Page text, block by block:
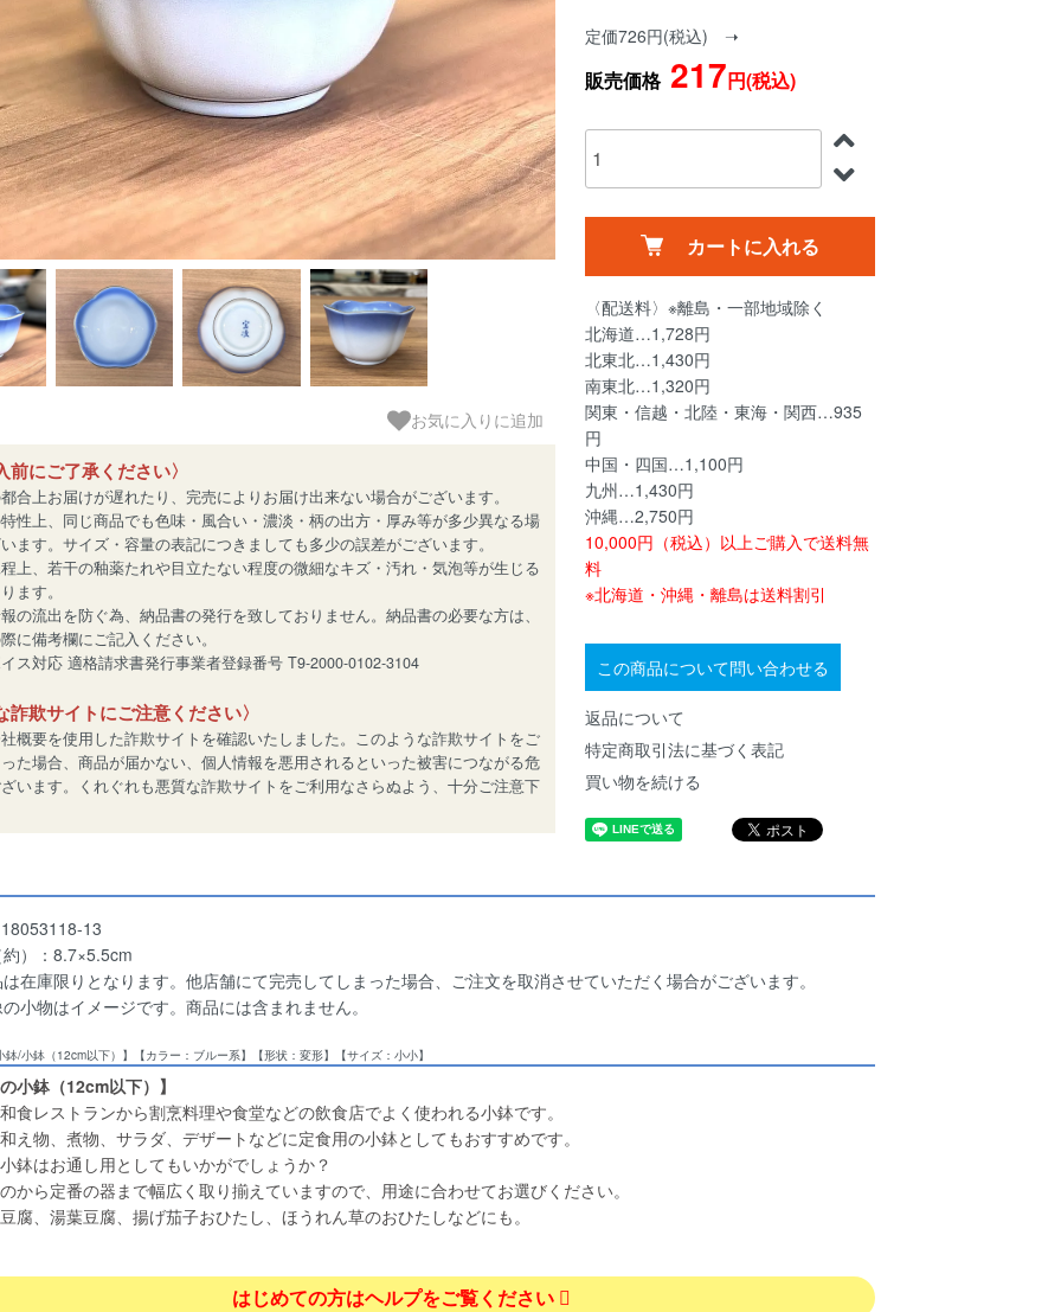
お気に入りに追加
前にご了承ください〉
合上お届けが遅れたり、完売によりお届け出来ない場合がございます。
性上、同じ商品でも色味・風合い・濃淡・柄の出方・厚み等が多少異なる場
ます。サイズ・容量の表記につきましても多少の誤差がございます。
上、若干の釉薬たれや目立たない程度の微細なキズ・汚れ・気泡等が生じる
ます。
の流出を防ぐ為、納品書の発行を致しておりません。納品書の必要な方は、
に備考欄にご記入ください。
ス対応 適格請求書発行事業者登録番号 T9-2000-0102-3104
詐欺サイトにご注意ください〉
概要を使用した詐欺サイトを確認いたしました。このような詐欺サイトをご
た場合、商品が届かない、個人情報を悪用されるといった被害につながる危
います。くれぐれも悪質な詐欺サイトをご利用なさらぬよう、十分ご注意下
定価726円(税込) ➝
販売価格217円(税込)
カートに入れる
〈配送料〉※離島・一部地域除く
北海道…1,728円
北東北…1,430円
南東北…1,320円
関東・信越・北陸・東海・関西…935
円
中国・四国…1,100円
九州…1,430円
沖縄…2,750円
10,000円（税込）以上ご購入で送料無
料
※北海道・沖縄・離島は送料割引
この商品について問い合わせる
返品について
特定商取引法に基づく表記
買い物を続ける
13
）：8.7×5.5cm
在庫限りとなります。他店舗にて完売してしまった場合、ご注文を取消させていただく場合がございます。
小物はイメージです。商品には含まれません。
鉢/小鉢（12cm以下）】【カラー：ブルー系】【形状：変形】【サイズ：小小】
小鉢（12cm以下）】
食レストランから割烹料理や食堂などの飲食店でよく使われる小鉢です。
え物、煮物、サラダ、デザートなどに定食用の小鉢としてもおすすめです。
鉢はお通し用としてもいかがでしょうか？
から定番の器まで幅広く取り揃えていますので、用途に合わせてお選びください。
腐、湯葉豆腐、揚げ茄子おひたし、ほうれん草のおひたしなどにも。
はじめての方はヘルプをご覧ください